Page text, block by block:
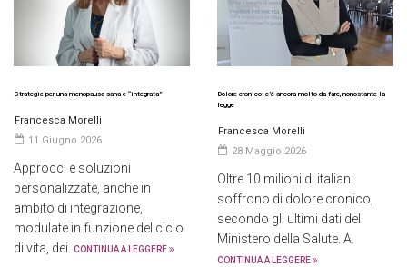
Strategie per una menopausa sana e “integrata”
Francesca Morelli
11 Giugno 2026
Approcci e soluzioni
personalizzate, anche in
ambito di integrazione,
modulate in funzione del ciclo
di vita, dei. CONTINUA A LEGGERE
Dolore cronico: c’è ancora molto da fare, nonostante la
legge
Francesca Morelli
28 Maggio 2026
Oltre 10 milioni di italiani
soffrono di dolore cronico,
secondo gli ultimi dati del
Ministero della Salute. A.
CONTINUA A LEGGERE